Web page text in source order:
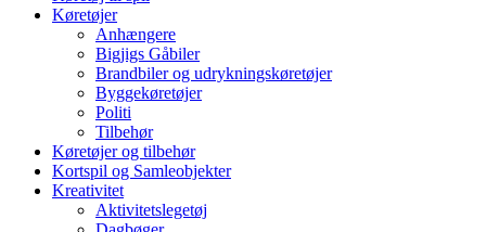
Køretøjer
Anhængere
Bigjigs Gåbiler
Brandbiler og udrykningskøretøjer
Byggekøretøjer
Politi
Tilbehør
Køretøjer og tilbehør
Kortspil og Samleobjekter
Kreativitet
Aktivitetslegetøj